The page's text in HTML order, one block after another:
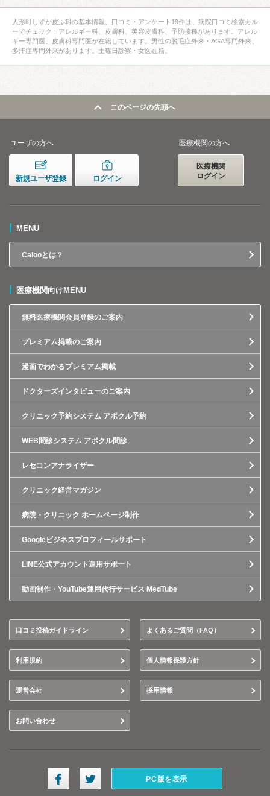
人形町しずか皮ふ科の基本情報、口コミ・アンケート19件は、病院口コミ検索カル
ーでチェック！アレルギー科、皮膚科、美容皮膚科、予防接種があります。アレル
ギー専門医、皮膚科専門医が在籍しています。男性の脱毛症外来・AGA専門外来、
多汗症専門外来があります。土曜日診察・女医在籍。
このページの先頭へ
ユーザの方へ
新規ユーザ登録 ログイン
医療機関の方へ
医療機関
ログイン
MENU
Calooとは？
医療機関向けMENU
無料医療機関会員登録のご案内
プレミアム掲載のご案内
漫画でわかるプレミアム掲載
ドクターズインタビューのご案内
クリニック予約システム アポクル予約
WEB問診システム アポクル問診
レセコンアナライザー
クリニック経営マガジン
病院・クリニック ホームページ制作
Googleビジネスプロフィールサポート
LINE公式アカウント運用サポート
動画制作・YouTube運用代行サービス MedTube
口コミ投稿ガイドライン よくあるご質問（FAQ）
利用規約 個人情報保護方針
運営会社 採用情報
お問い合わせ
PC版を表示